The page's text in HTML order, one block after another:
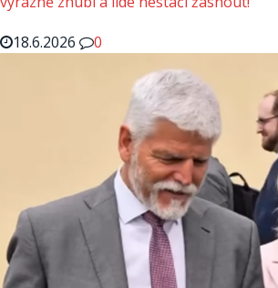
18.6.2026
0